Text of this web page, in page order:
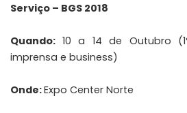
Serviço – BGS 2018
Quando: 10 a 14 de Outubro
imprensa e business)
Onde:Expo Center Norte